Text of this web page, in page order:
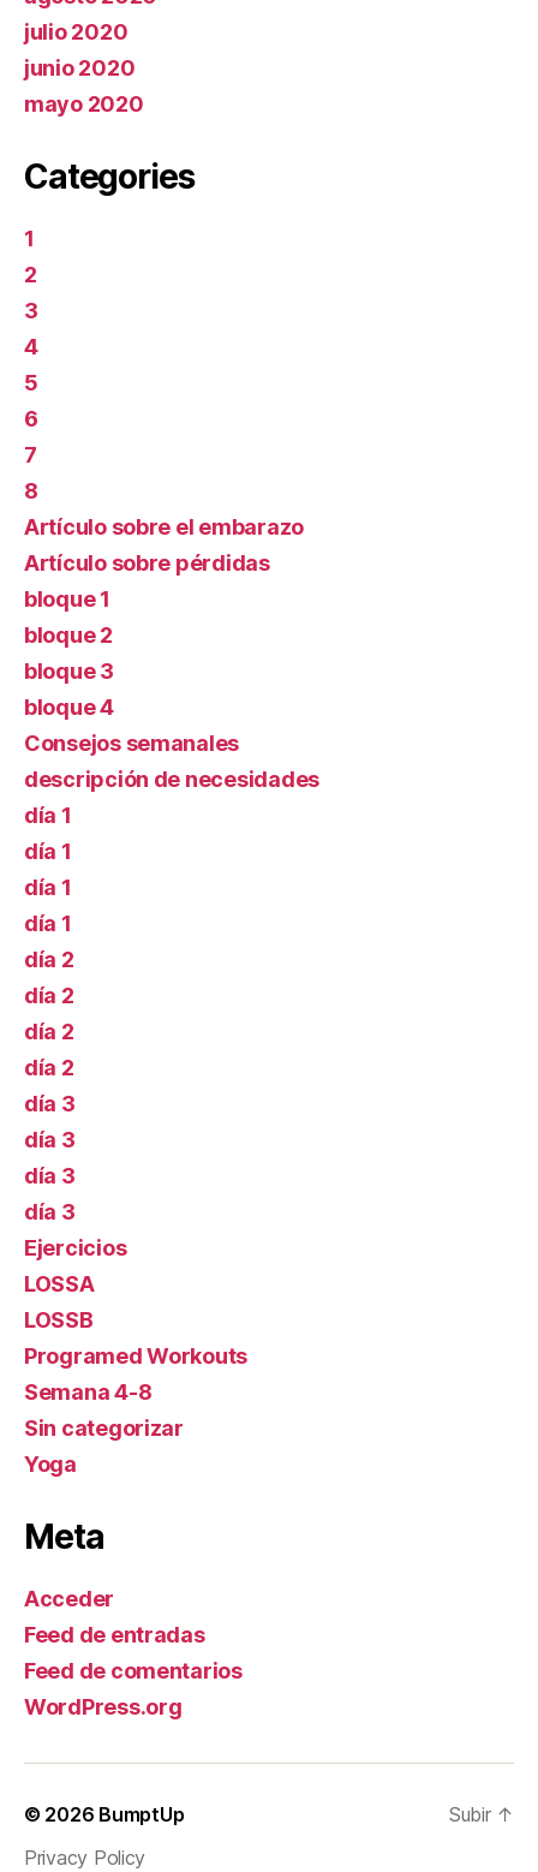
julio 2020
junio 2020
mayo 2020
Categories
1
2
3
4
5
6
7
8
Artículo sobre el embarazo
Artículo sobre pérdidas
bloque 1
bloque 2
bloque 3
bloque 4
Consejos semanales
descripción de necesidades
día 1
día 1
día 1
día 1
día 2
día 2
día 2
día 2
día 3
día 3
día 3
día 3
Ejercicios
LOSSA
LOSSB
Programed Workouts
Semana 4-8
Sin categorizar
Yoga
Meta
Acceder
Feed de entradas
Feed de comentarios
WordPress.org
© 2026 BumptUp
Privacy Policy
Subir ↑